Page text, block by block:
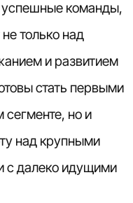
успешные команды,
только над
и развитием
стать первыми
сегменте, но и
над крупными
с далеко идущими